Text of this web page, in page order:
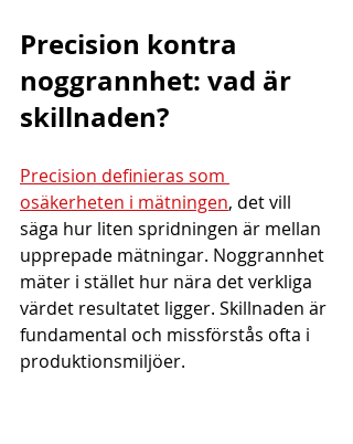
Precision kontra
noggrannhet: vad är
skillnaden?
Precision definieras som
osäkerheten i mätningen, det vill
säga hur liten spridningen är mellan
upprepade mätningar. Noggrannhet
mäter i stället hur nära det verkliga
värdet resultatet ligger. Skillnaden är
fundamental och missförstås ofta i
produktionsmiljöer.